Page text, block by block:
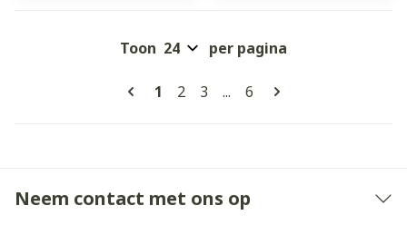
Pagina's
U lees momenteel pagina
1 Pagina
2 Pagina
3 ... Pagina
6
Toon per pagina
Neem contact met ons op